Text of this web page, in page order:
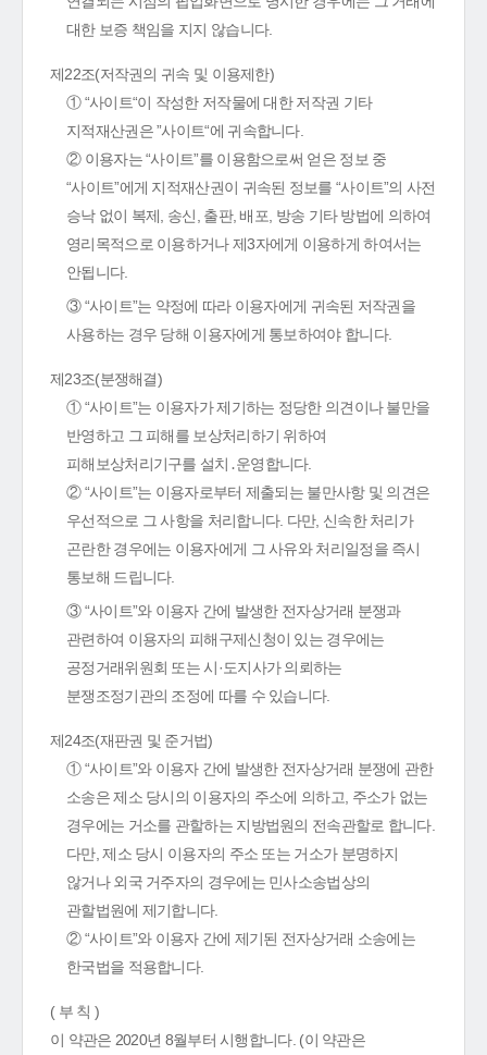
대한 보증 책임을 지지 않습니다.
제22조(저작권의 귀속 및 이용제한)
① “사이트“이 작성한 저작물에 대한 저작권 기타
지적재산권은 ”사이트“에 귀속합니다.
② 이용자는 “사이트”를 이용함으로써 얻은 정보 중
“사이트”에게 지적재산권이 귀속된 정보를 “사이트”의 사전
승낙 없이 복제, 송신, 출판, 배포, 방송 기타 방법에 의하여
영리목적으로 이용하거나 제3자에게 이용하게 하여서는
안됩니다.
③ “사이트”는 약정에 따라 이용자에게 귀속된 저작권을
사용하는 경우 당해 이용자에게 통보하여야 합니다.
제23조(분쟁해결)
① “사이트”는 이용자가 제기하는 정당한 의견이나 불만을
반영하고 그 피해를 보상처리하기 위하여
피해보상처리기구를 설치․운영합니다.
② “사이트”는 이용자로부터 제출되는 불만사항 및 의견은
우선적으로 그 사항을 처리합니다. 다만, 신속한 처리가
곤란한 경우에는 이용자에게 그 사유와 처리일정을 즉시
통보해 드립니다.
③ “사이트”와 이용자 간에 발생한 전자상거래 분쟁과
관련하여 이용자의 피해구제신청이 있는 경우에는
공정거래위원회 또는 시·도지사가 의뢰하는
분쟁조정기관의 조정에 따를 수 있습니다.
제24조(재판권 및 준거법)
① “사이트”와 이용자 간에 발생한 전자상거래 분쟁에 관한
소송은 제소 당시의 이용자의 주소에 의하고, 주소가 없는
경우에는 거소를 관할하는 지방법원의 전속관할로 합니다.
다만, 제소 당시 이용자의 주소 또는 거소가 분명하지
않거나 외국 거주자의 경우에는 민사소송법상의
관할법원에 제기합니다.
② “사이트”와 이용자 간에 제기된 전자상거래 소송에는
한국법을 적용합니다.
( 부 칙 )
이 약관은 2020년 8월부터 시행합니다. (이 약관은